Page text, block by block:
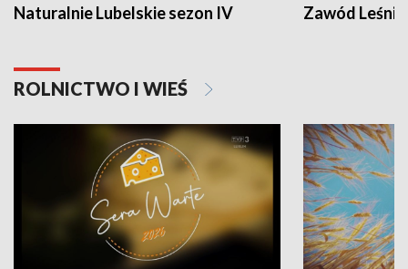
Naturalnie Lubelskie sezon IV Zawód Leśnik
ROLNICTWO I WIEŚ